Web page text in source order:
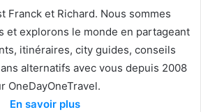
Franck et Richard. Nous sommes
et explorons le monde en partageant
itinéraires, city guides, conseils
alternatifs avec vous depuis 2008
OneDayOneTravel.
En savoir plus